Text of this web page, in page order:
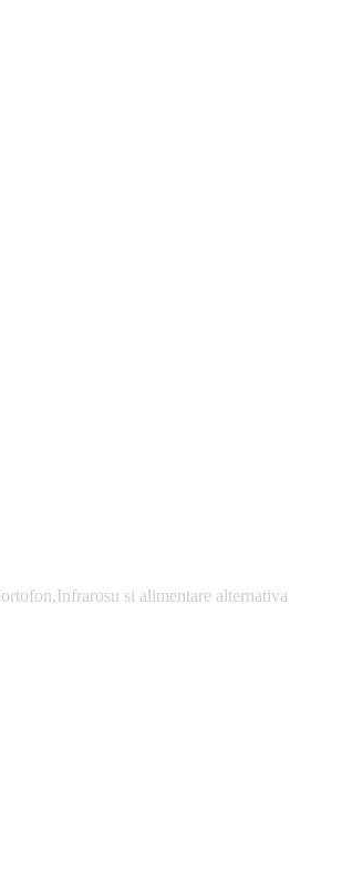
si alimentare alternativa